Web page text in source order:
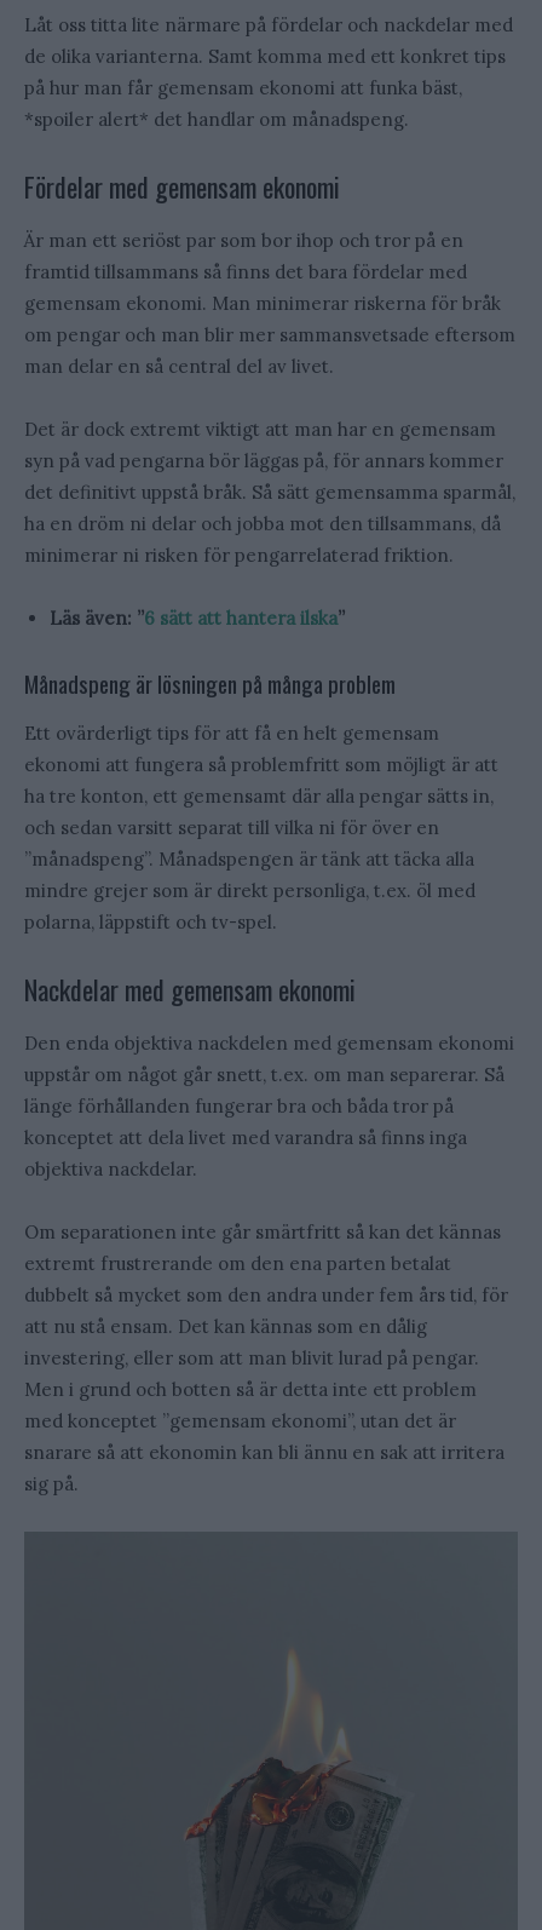
Låt oss titta lite närmare på fördelar och nackdelar med
de olika varianterna. Samt komma med ett konkret tips
på hur man får gemensam ekonomi att funka bäst,
*spoiler alert* det handlar om månadspeng.
Fördelar med gemensam ekonomi
Är man ett seriöst par som bor ihop och tror på en
framtid tillsammans så finns det bara fördelar med
gemensam ekonomi. Man minimerar riskerna för bråk
om pengar och man blir mer sammansvetsade eftersom
man delar en så central del av livet.
Det är dock extremt viktigt att man har en gemensam
syn på vad pengarna bör läggas på, för annars kommer
det definitivt uppstå bråk. Så sätt gemensamma sparmål,
ha en dröm ni delar och jobba mot den tillsammans, då
minimerar ni risken för pengarrelaterad friktion.
Läs även: ”6 sätt att hantera ilska”
Månadspeng är lösningen på många problem
Ett ovärderligt tips för att få en helt gemensam
ekonomi att fungera så problemfritt som möjligt är att
ha tre konton, ett gemensamt där alla pengar sätts in,
och sedan varsitt separat till vilka ni för över en
”månadspeng”. Månadspengen är tänk att täcka alla
mindre grejer som är direkt personliga, t.ex. öl med
polarna, läppstift och tv-spel.
Nackdelar med gemensam ekonomi
Den enda objektiva nackdelen med gemensam ekonomi
uppstår om något går snett, t.ex. om man separerar. Så
länge förhållanden fungerar bra och båda tror på
konceptet att dela livet med varandra så finns inga
objektiva nackdelar.
Om separationen inte går smärtfritt så kan det kännas
extremt frustrerande om den ena parten betalat
dubbelt så mycket som den andra under fem års tid, för
att nu stå ensam. Det kan kännas som en dålig
investering, eller som att man blivit lurad på pengar.
Men i grund och botten så är detta inte ett problem
med konceptet ”gemensam ekonomi”, utan det är
snarare så att ekonomin kan bli ännu en sak att irritera
sig på.